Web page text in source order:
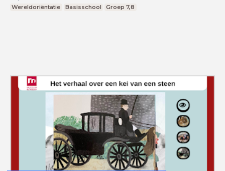
Wereldoriëntatie Basisschool Groep 7,8